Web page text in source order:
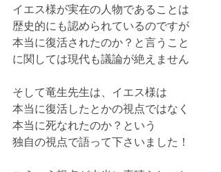
イエス様が実在の人物であることは
歴史的にも認められているのですが
本当に復活されたのか？と言うこと
に関しては現代も議論が絶えません
そして竜生先生は、イエス様は
本当に復活したとかの視点ではなく
本当に死なれたのか？という
独自の視点で語って下さいました！